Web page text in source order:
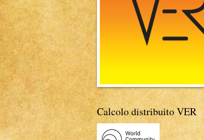
Calcolo distribuito VER